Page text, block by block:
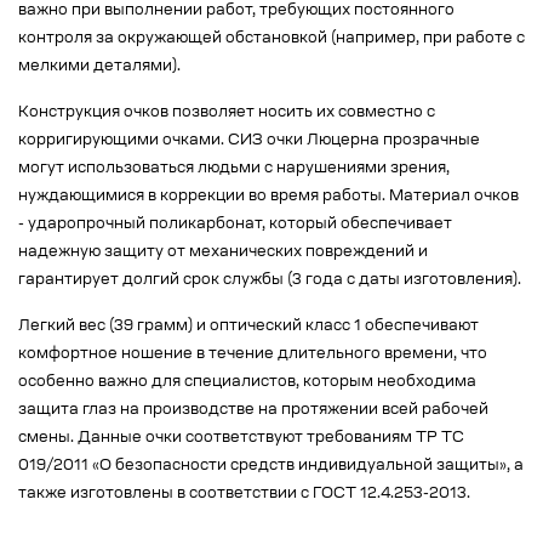
важно при выполнении работ, требующих постоянного
контроля за окружающей обстановкой (например, при работе с
мелкими деталями).
Конструкция очков позволяет носить их совместно с
корригирующими очками. СИЗ очки Люцерна прозрачные
могут использоваться людьми с нарушениями зрения,
нуждающимися в коррекции во время работы. Материал очков
- ударопрочный поликарбонат, который обеспечивает
надежную защиту от механических повреждений и
гарантирует долгий срок службы (3 года с даты изготовления).
Легкий вес (39 грамм) и оптический класс 1 обеспечивают
комфортное ношение в течение длительного времени, что
особенно важно для специалистов, которым необходима
защита глаз на производстве на протяжении всей рабочей
смены. Данные очки соответствуют требованиям ТР ТС
019/2011 «О безопасности средств индивидуальной защиты», а
также изготовлены в соответствии с ГОСТ 12.4.253-2013.